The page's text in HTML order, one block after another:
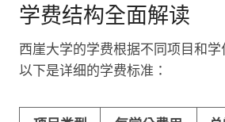
学费结构全面解读
西崖大学的学费根据不同项目和学
以下是详细的学费标准：